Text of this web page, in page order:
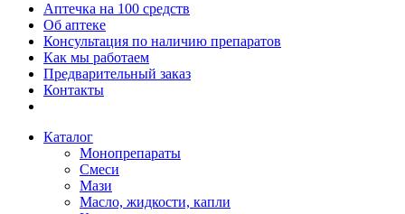
Аптечка на 100 средств
Об аптеке
Консультация по наличию препаратов
Как мы работаем
Предварительный заказ
Контакты
Каталог
Монопрепараты
Смеси
Мази
Масло, жидкости, капли